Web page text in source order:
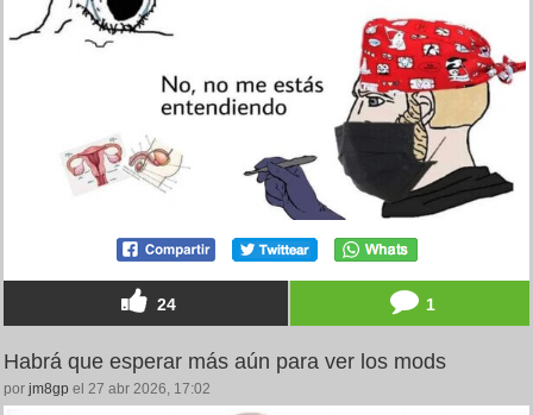
24 1
Habrá que esperar más aún para ver los mods
por jm8gp el 27 abr 2026, 17:02